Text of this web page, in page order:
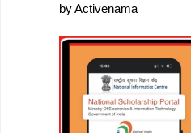
by Activenama